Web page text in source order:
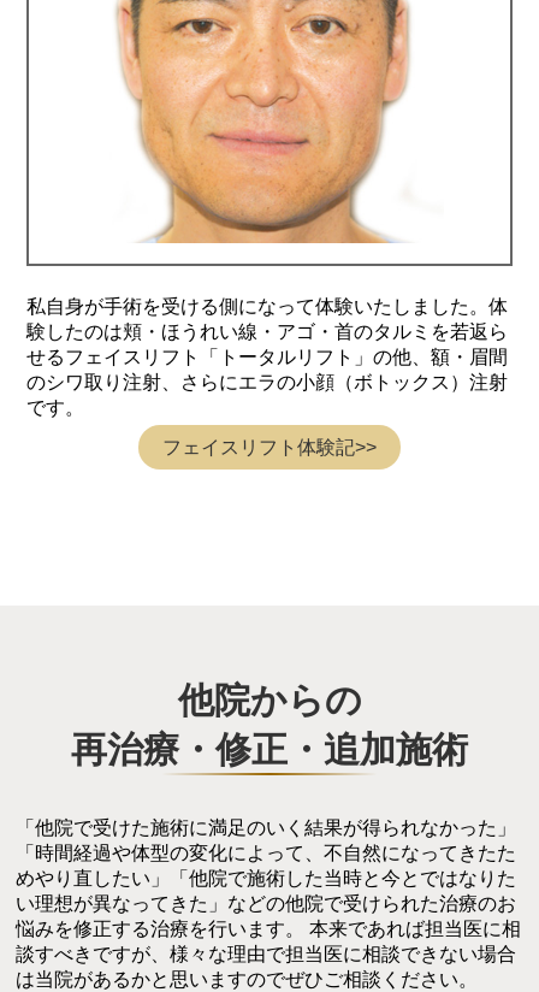
私自身が手術を受ける側になって体験いたしました。体
験したのは頬・ほうれい線・アゴ・首のタルミを若返ら
せるフェイスリフト「トータルリフト」の他、額・眉間
のシワ取り注射、さらにエラの小顔（ボトックス）注射
です。
フェイスリフト体験記>>
他院からの
再治療・修正・追加施術
「他院で受けた施術に満足のいく結果が得られなかった」
「時間経過や体型の変化によって、不自然になってきたた
めやり直したい」「他院で施術した当時と今とではなりた
い理想が異なってきた」などの他院で受けられた治療のお
悩みを修正する治療を行います。 本来であれば担当医に相
談すべきですが、様々な理由で担当医に相談できない場合
は当院があるかと思いますのでぜひご相談ください。